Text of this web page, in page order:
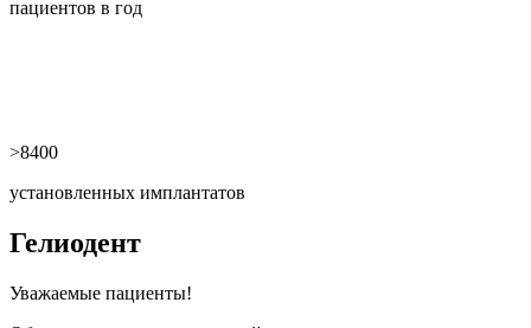
пациентов в год
>8400
установленных имплантатов
Гелиодент
Уважаемые пациенты!